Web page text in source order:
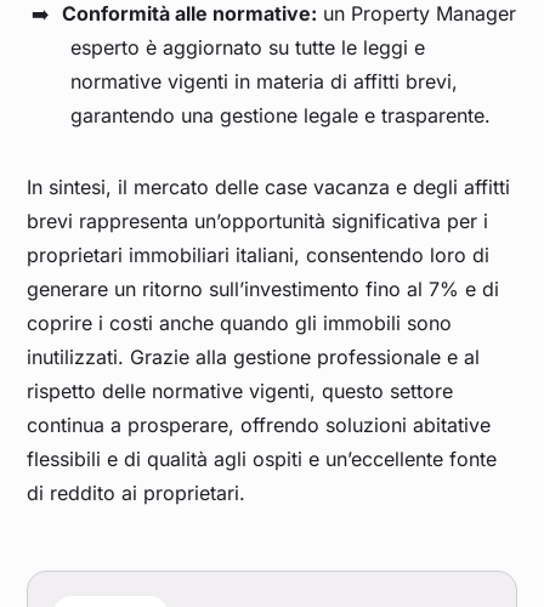
Conformità alle normative: un Property Manager
esperto è aggiornato su tutte le leggi e
normative vigenti in materia di affitti brevi,
garantendo una gestione legale e trasparente.
In sintesi, il mercato delle case vacanza e degli affitti
brevi rappresenta un’opportunità significativa per i
proprietari immobiliari italiani, consentendo loro di
generare un ritorno sull’investimento fino al 7% e di
coprire i costi anche quando gli immobili sono
inutilizzati. Grazie alla gestione professionale e al
rispetto delle normative vigenti, questo settore
continua a prosperare, offrendo soluzioni abitative
flessibili e di qualità agli ospiti e un’eccellente fonte
di reddito ai proprietari.